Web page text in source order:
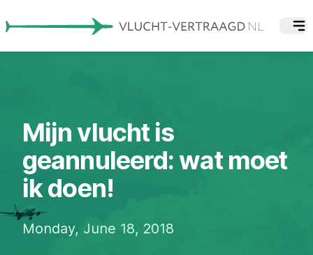
Mijn vlucht is
geannuleerd: wat moet
ik doen!
Monday, June 18, 2018